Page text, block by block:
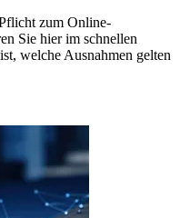
zum Online-
Sie hier im schnellen
welche Ausnahmen gelten